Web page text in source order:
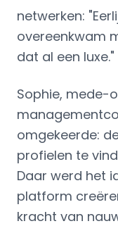
netwerken:
overeenkwam
dat al een luxe."
Sophie, mede-
omgekeerde:
profielen te
Daar werd het
platform
kracht van